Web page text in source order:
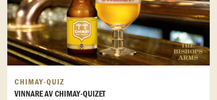
CHIMAY-QUIZ
VINNARE AV CHIMAY-QUIZET